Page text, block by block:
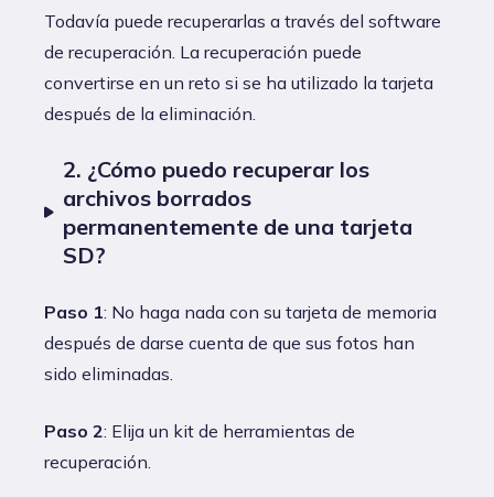
Todavía puede recuperarlas a través del software
de recuperación. La recuperación puede
convertirse en un reto si se ha utilizado la tarjeta
después de la eliminación.
2. ¿Cómo puedo recuperar los
archivos borrados
permanentemente de una tarjeta
SD?
Paso 1: No haga nada con su tarjeta de memoria
después de darse cuenta de que sus fotos han
sido eliminadas.
Paso 2: Elija un kit de herramientas de
recuperación.